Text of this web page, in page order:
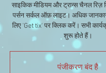
साइकिक मीडियम और ट्रान्स चैनल रिज़
पर्सन सर्कल ऑफ़ लाइट। अधिक
लिए 'Get tix' पर क्लिक करें। सभी
शुरू होते हैं।
पंजीकरण बंद है